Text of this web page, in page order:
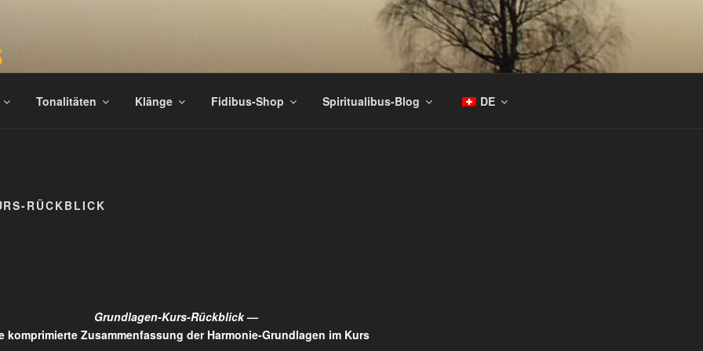
Tonalitäten Klänge Fidibus-Shop Spiritualibus-Blog DE
RÜCKBLICK
Grundlagen-Kurs-Rückblick—
komprimierte Zusammenfassung der Harmonie-Grundlagen im Kurs